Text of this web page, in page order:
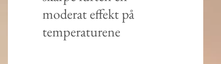
moderat effekt på
temperaturene